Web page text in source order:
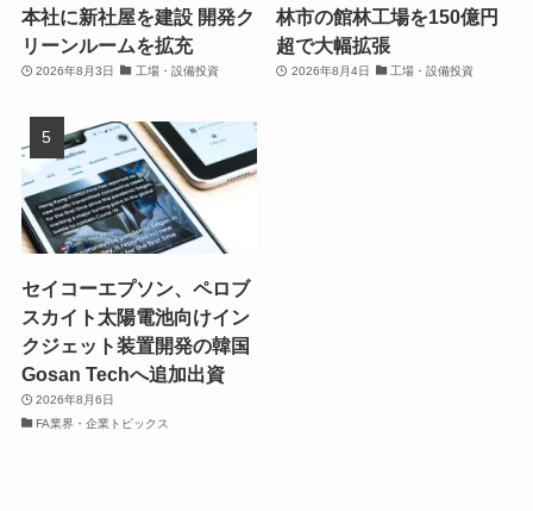
本社に新社屋を建設 開発ク
リーンルームを拡充
2026年8月3日 工場・設備投資
林市の館林工場を150億円
超で大幅拡張
2026年8月4日 工場・設備投資
セイコーエプソン、ペロブ
スカイト太陽電池向けイン
クジェット装置開発の韓国
Gosan Techへ追加出資
2026年8月6日
FA業界・企業トピックス